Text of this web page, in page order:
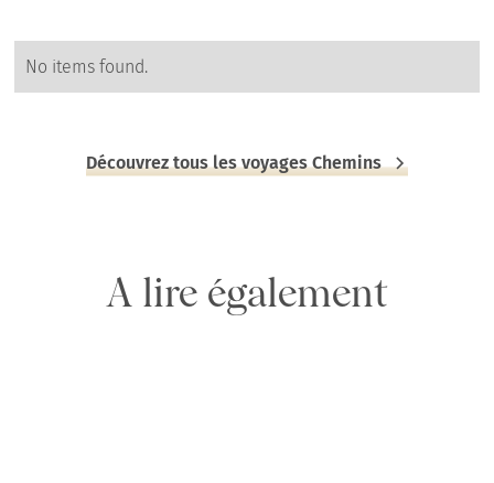
No items found.
Découvrez tous les voyages Chemins
A lire également